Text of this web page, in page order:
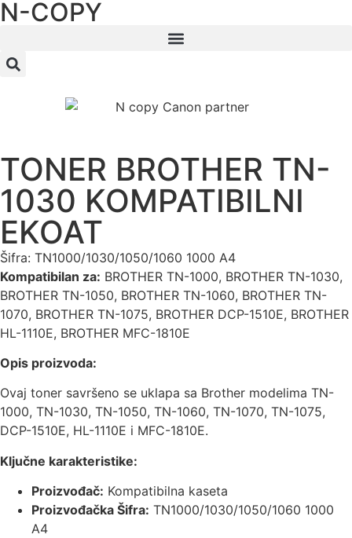
N-COPY
TONER BROTHER TN-
1030 KOMPATIBILNI
EKOAT
Šifra: TN1000/1030/1050/1060 1000 A4
Kompatibilan za: BROTHER TN-1000, BROTHER TN-1030,
BROTHER TN-1050, BROTHER TN-1060, BROTHER TN-
1070, BROTHER TN-1075, BROTHER DCP-1510E, BROTHER
HL-1110E, BROTHER MFC-1810E
Opis proizvoda:
Ovaj toner savršeno se uklapa sa Brother modelima TN-
1000, TN-1030, TN-1050, TN-1060, TN-1070, TN-1075,
DCP-1510E, HL-1110E i MFC-1810E.
Ključne karakteristike:
Proizvođač: Kompatibilna kaseta
Proizvođačka Šifra: TN1000/1030/1050/1060 1000
A4